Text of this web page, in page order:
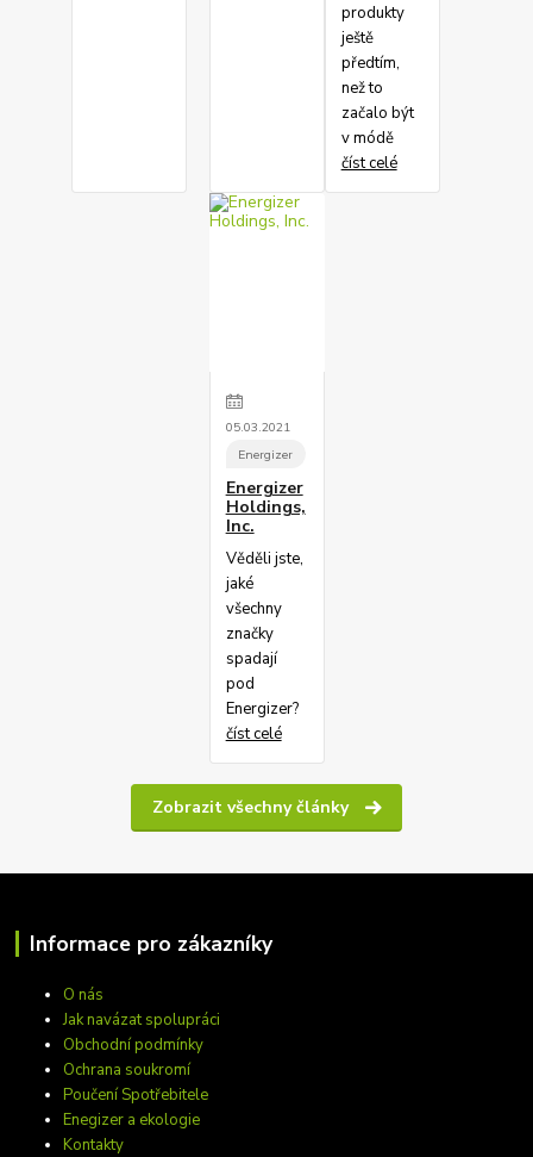
produkty
ještě
předtím,
než to
začalo být
v módě
číst celé
05.03.2021
Energizer
Energizer
Holdings,
Inc.
Věděli jste,
jaké
všechny
značky
spadají
pod
Energizer?
číst celé
Zobrazit všechny články
Informace pro zákazníky
O nás
Jak navázat spolupráci
Obchodní podmínky
Ochrana soukromí
Poučení Spotřebitele
Enegizer a ekologie
Kontakty